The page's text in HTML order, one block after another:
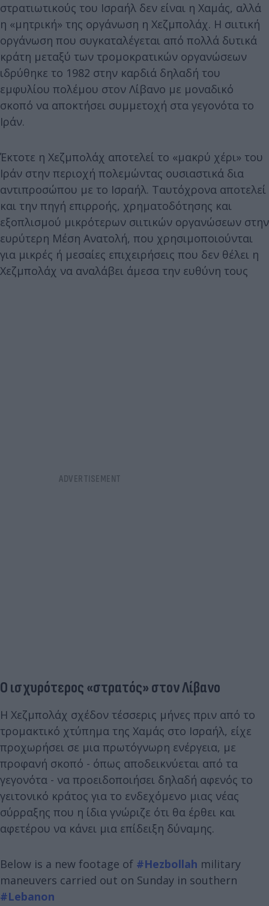
στρατιωτικούς του Ισραήλ δεν είναι η Χαμάς, αλλά
η «μητρική» της οργάνωση η Χεζμπολάχ. Η σιιτική
οργάνωση που συγκαταλέγεται από πολλά δυτικά
κράτη μεταξύ των τρομοκρατικών οργανώσεων
ιδρύθηκε το 1982 στην καρδιά δηλαδή του
εμφυλίου πολέμου στον Λίβανο με μοναδικό
σκοπό να αποκτήσει συμμετοχή στα γεγονότα το
Ιράν.
Έκτοτε η Χεζμπολάχ αποτελεί το «μακρύ χέρι» του
Ιράν στην περιοχή πολεμώντας ουσιαστικά δια
αντιπροσώπου με το Ισραήλ. Ταυτόχρονα αποτελεί
και την πηγή επιρροής, χρηματοδότησης και
εξοπλισμού μικρότερων σιιτικών οργανώσεων στην
ευρύτερη Μέση Ανατολή, που χρησιμοποιούνται
για μικρές ή μεσαίες επιχειρήσεις που δεν θέλει η
Χεζμπολάχ να αναλάβει άμεσα την ευθύνη τους
Ο ισχυρότερος «στρατός» στον Λίβανο
Η Χεζμπολάχ σχέδον τέσσερις μήνες πριν από το
τρομακτικό χτύπημα της Χαμάς στο Ισραήλ, είχε
προχωρήσει σε μια πρωτόγνωρη ενέργεια, με
προφανή σκοπό - όπως αποδεικνύεται από τα
γεγονότα - να προειδοποιήσει δηλαδή αφενός το
γειτονικό κράτος για το ενδεχόμενο μιας νέας
σύρραξης που η ίδια γνώριζε ότι θα έρθει και
αφετέρου να κάνει μια επίδειξη δύναμης.
Below is a new footage of #Hezbollah military
maneuvers carried out on Sunday in southern
#Lebanon